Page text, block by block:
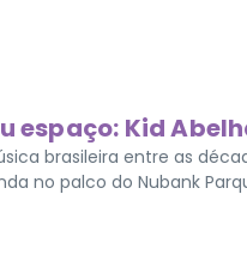
espaço: Kid
brasileira entre as
no palco do Nubank